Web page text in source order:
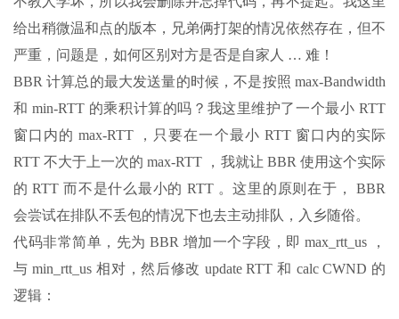
给出稍微温和点的版本，兄弟俩打架的情况依然存在，但不
严重，问题是，如何区别对方是否是自家人 … 难！
BBR 计算总的最大发送量的时候，不是按照 max-Bandwidth
和 min-RTT 的乘积计算的吗？我这里维护了一个最小 RTT
窗口内的 max-RTT ，只要在一个最小 RTT 窗口内的实际
RTT 不大于上一次的 max-RTT ，我就让 BBR 使用这个实际
的 RTT 而不是什么最小的 RTT 。这里的原则在于， BBR
会尝试在排队不丢包的情况下也去主动排队，入乡随俗。
代码非常简单，先为 BBR 增加一个字段，即 max_rtt_us ，
与 min_rtt_us 相对，然后修改 update RTT 和 calc CWND 的
逻辑：